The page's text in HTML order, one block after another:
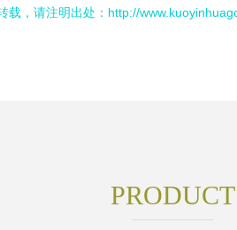
载，请注明出处：http://
PRODUCT